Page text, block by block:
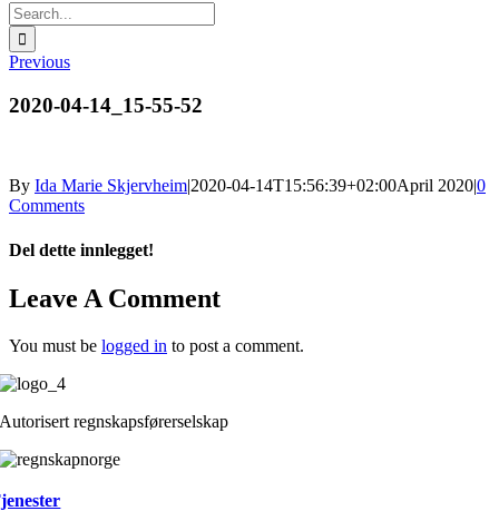
Search
for:
Previous
2020-04-14_15-55-52
By Ida Marie Skjervheim|2020-04-14T15:56:39+02:00April 2020|0
Comments
Del dette innlegget!
Facebook
X
Reddit
LinkedIn
WhatsApp
Tumblr
Pinterest
Vk
Xing
Email
Leave A Comment
You must be logged in to post a comment.
Autorisert regnskapsførerselskap